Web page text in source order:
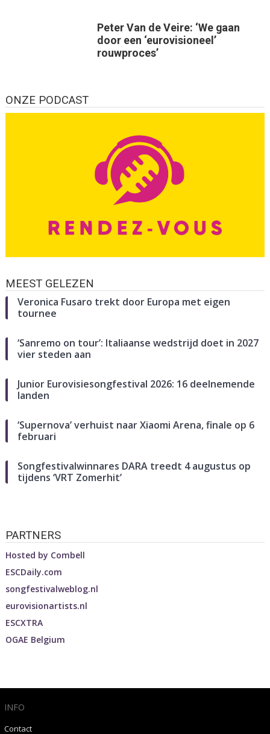
Peter Van de Veire: ‘We gaan
door een ‘eurovisioneel’
rouwproces’
ONZE PODCAST
MEEST GELEZEN
Veronica Fusaro trekt door Europa met eigen
tournee
‘Sanremo on tour’: Italiaanse wedstrijd doet in 2027
vier steden aan
Junior Eurovisiesongfestival 2026: 16 deelnemende
landen
‘Supernova’ verhuist naar Xiaomi Arena, finale op 6
februari
Songfestivalwinnares DARA treedt 4 augustus op
tijdens ‘VRT Zomerhit’
PARTNERS
Hosted by Combell
ESCDaily.com
songfestivalweblog.nl
eurovisionartists.nl
ESCXTRA
OGAE Belgium
INFO
Contact